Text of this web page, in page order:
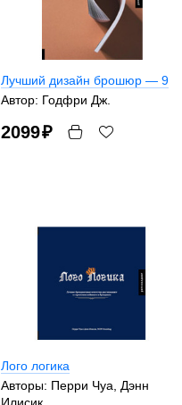
Лучший дизайн брошюр — 9
Автор: Годфри Дж.
2099₽
Лого логика
Авторы: Перри Чуа, Дэнн
Илисик